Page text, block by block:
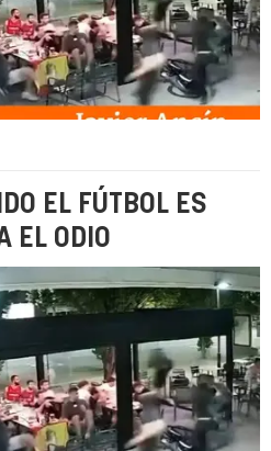
EL FÚTBOL ES
EL ODIO